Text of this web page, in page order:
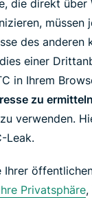
die direkt über
müssen
des anderen
einer
in Ihrem
zu ermitteln
verwenden.
Leak.
Privatsphäre,